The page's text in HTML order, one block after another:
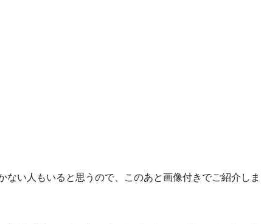
ない人もいると思うので、このあと画像付きでご紹介しま